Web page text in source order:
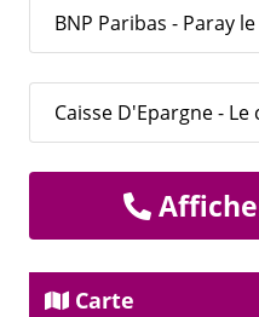
BNP Paribas - Paray
Caisse D'Epargne -
Carte